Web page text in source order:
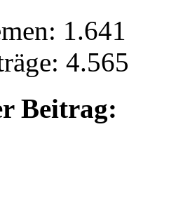
1.641
4.565
Beitrag: